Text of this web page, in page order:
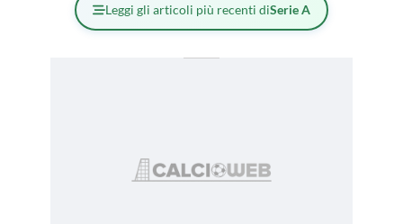
Leggi gli articoli più recenti diSerie A